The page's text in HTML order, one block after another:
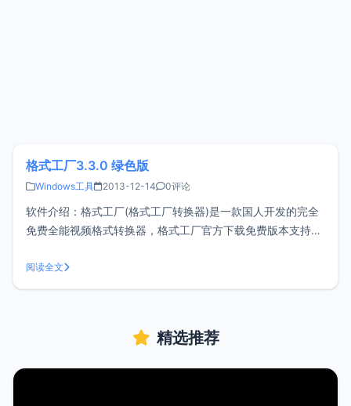
格式工厂3.3.0 绿色版
Windows工具 2013-12-14 0评论
软件介绍：格式工厂(格式工厂转换器)是一款国人开发的完全
免费全能视频格式转换器，格式工厂官方下载免费版本支持多
种视频，音频，图片格式之间相互转换。还支持各种手机视频
格式转换。并且是免费的，任何人可任意下载使用、传播的，
阅读全文
精选推荐